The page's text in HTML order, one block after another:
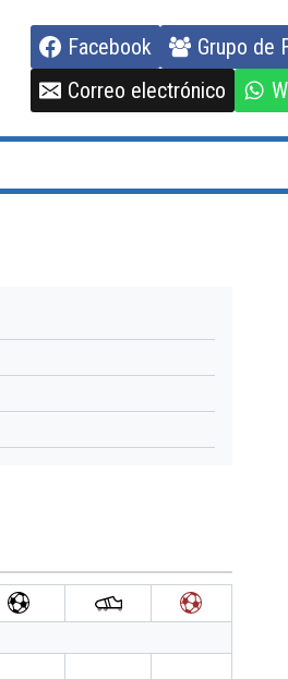
Facebook Grupo de
Correo electrónico